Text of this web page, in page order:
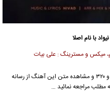
نیواد با نام اصلا
میکس و مسترینگ : علی بیات
جهت دانلود آهنگ اصلا از نیواد با کیفیت ۱۲۸ و ۳۲۰ و مشاهده متن این آهنگ از رسانه
مراجعه نمائید …